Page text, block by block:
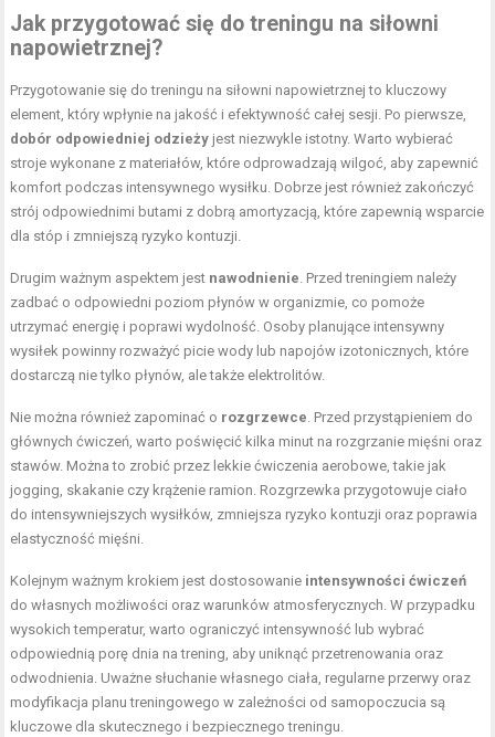
Jak przygotować się do treningu na siłowni
napowietrznej?
Przygotowanie się do treningu na siłowni napowietrznej to kluczowy
element, który wpłynie na jakość i efektywność całej sesji. Po pierwsze,
dobór odpowiedniej odzieży jest niezwykle istotny. Warto wybierać
stroje wykonane z materiałów, które odprowadzają wilgoć, aby zapewnić
komfort podczas intensywnego wysiłku. Dobrze jest również zakończyć
strój odpowiednimi butami z dobrą amortyzacją, które zapewnią wsparcie
dla stóp i zmniejszą ryzyko kontuzji.
Drugim ważnym aspektem jest nawodnienie. Przed treningiem należy
zadbać o odpowiedni poziom płynów w organizmie, co pomoże
utrzymać energię i poprawi wydolność. Osoby planujące intensywny
wysiłek powinny rozważyć picie wody lub napojów izotonicznych, które
dostarczą nie tylko płynów, ale także elektrolitów.
Nie można również zapominać o rozgrzewce. Przed przystąpieniem do
głównych ćwiczeń, warto poświęcić kilka minut na rozgrzanie mięśni oraz
stawów. Można to zrobić przez lekkie ćwiczenia aerobowe, takie jak
jogging, skakanie czy krążenie ramion. Rozgrzewka przygotowuje ciało
do intensywniejszych wysiłków, zmniejsza ryzyko kontuzji oraz poprawia
elastyczność mięśni.
Kolejnym ważnym krokiem jest dostosowanie intensywności ćwiczeń
do własnych możliwości oraz warunków atmosferycznych. W przypadku
wysokich temperatur, warto ograniczyć intensywność lub wybrać
odpowiednią porę dnia na trening, aby uniknąć przetrenowania oraz
odwodnienia. Uważne słuchanie własnego ciała, regularne przerwy oraz
modyfikacja planu treningowego w zależności od samopoczucia są
kluczowe dla skutecznego i bezpiecznego treningu.